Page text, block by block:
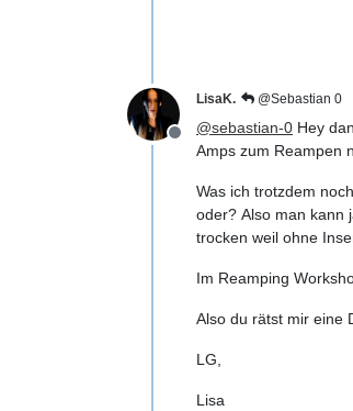
Offline
LisaK. @Sebastian 0
@sebastian-0 Hey
Amps zum Reampen
Was ich trotzdem
oder? Also man kann
trocken weil ohne
Im Reamping
Also du rätst mir eine
LG,
Lisa